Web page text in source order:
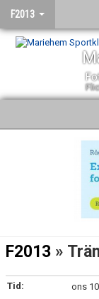
F2013
F2013 »
Tid:
ons